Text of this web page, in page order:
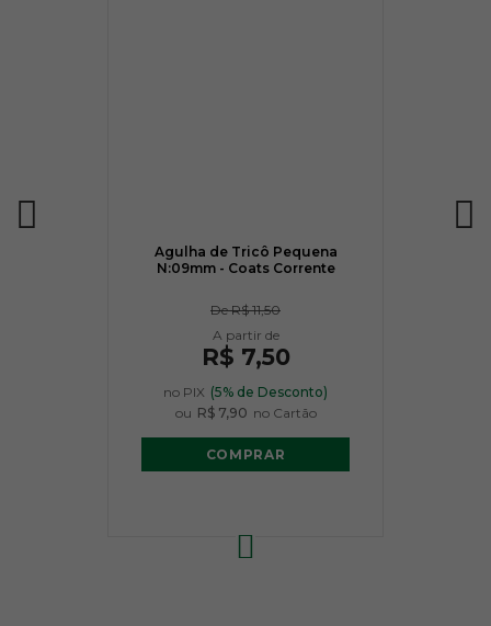
Agulha de Tricô Pequena
N:09mm - Coats Corrente
DeR$ 11,50
R$ 7,50
no PIX (5% de Desconto)
ou R$ 7,90 no Cartão
COMPRAR